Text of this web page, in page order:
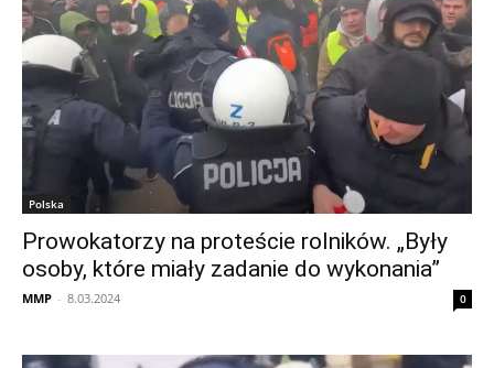
Polska
Prowokatorzy na proteście rolników. „Były
osoby, które miały zadanie do wykonania”
MMP - 8.03.2024 0